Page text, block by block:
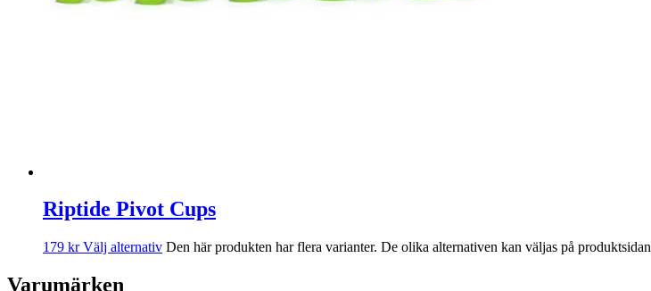
Riptide Pivot Cups
179 kr Välj alternativ Den här produkten har flera varianter. De olika alternativen kan väljas på produktsidan
Varumärken